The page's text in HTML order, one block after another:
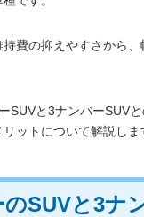
費の抑えやすさから
SUVと3ナンバーSUV
ットについて解説しま
SUVと3ナ